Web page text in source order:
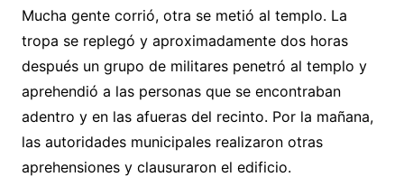
Mucha gente corrió, otra se metió al templo. La
tropa se replegó y aproximadamente dos horas
después un grupo de militares penetró al templo y
aprehendió a las personas que se encontraban
adentro y en las afueras del recinto. Por la mañana,
las autoridades municipales realizaron otras
aprehensiones y clausuraron el edificio.